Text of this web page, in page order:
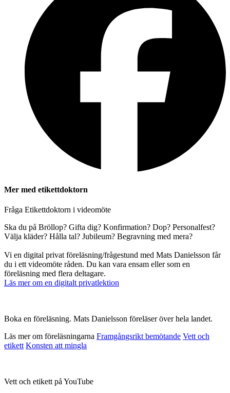
Mer med etikettdoktorn
Fråga Etikettdoktorn i videomöte
Ska du på Bröllop? Gifta dig? Konfirmation? Dop? Personalfest?
Välja kläder? Hålla tal? Jubileum? Begravning med mera?
Vi en digital privat föreläsning/frågestund med Mats Danielsson får
du i ett videomöte råden. Du kan vara ensam eller som en
föreläsning med flera deltagare.
Läs mer om en digitalt privatlektion
Boka en föreläsning. Mats Danielsson föreläser över hela landet.
Läs mer om föreläsningarna Framgångsrikt bemötande Vett och
etikett Konsten att mingla
Vett och etikett på YouTube